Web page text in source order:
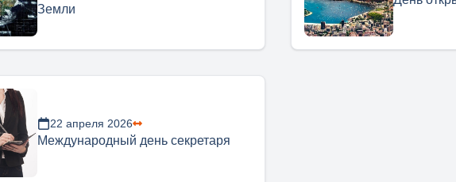
Земли
22 апреля 2026
Международный день секретаря